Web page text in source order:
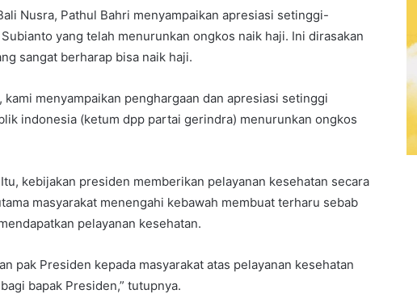
Nusra, Pathul Bahri menyampaikan apresiasi setinggi-
yang telah menurunkan ongkos naik haji. Ini dirasakan
sangat berharap bisa naik haji.
kami menyampaikan penghargaan dan apresiasi setinggi
indonesia (ketum dpp partai gerindra) menurunkan ongkos
kebijakan presiden memberikan pelayanan kesehatan secara
masyarakat menengahi kebawah membuat terharu sebab
pelayanan kesehatan.
pak Presiden kepada masyarakat atas pelayanan kesehatan
bapak Presiden,” tutupnya.